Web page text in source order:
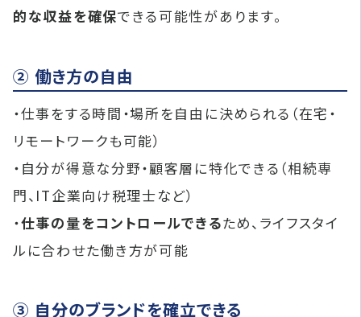
的な収益を確保できる可能性があります。
② 働き方の自由
・仕事をする時間・場所を自由に決められる（在宅・
リモートワークも可能）
・自分が得意な分野・顧客層に特化できる（相続専
門、IT企業向け税理士など）
・仕事の量をコントロールできるため、ライフスタイ
ルに合わせた働き方が可能
③ 自分のブランドを確立できる